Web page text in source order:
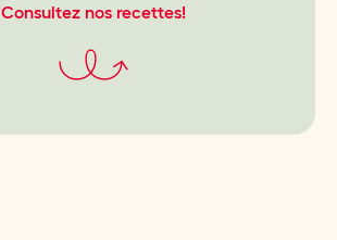
Consultez nos recettes!